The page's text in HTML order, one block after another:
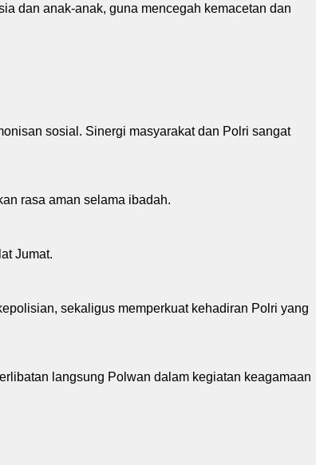
dan anak-anak, guna mencegah kemacetan dan
sosial. Sinergi masyarakat dan Polri sangat
rasa aman selama ibadah.
Jumat.
sekaligus memperkuat kehadiran Polri yang
langsung Polwan dalam kegiatan keagamaan